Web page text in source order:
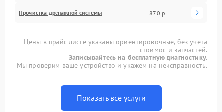
Прочистка дренажной системы 870 р
Цены в прайс-листе указаны ориентировочные, без учета
стоимости запчастей.
Записывайтесь на бесплатную диагностику.
Мы проверим ваше устройство и укажем на неисправность.
Показать все услуги